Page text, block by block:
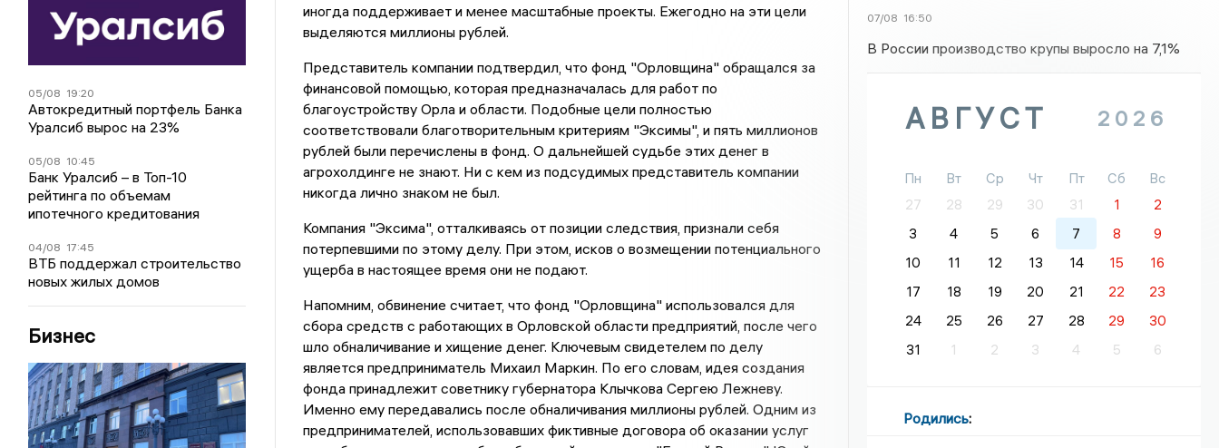
05/08 19:20
Автокредитный портфель Банка
Уралсиб вырос на 23%
05/08 10:45
Банк Уралсиб – в Топ-10
рейтинга по объемам
ипотечного кредитования
04/08 17:45
ВТБ поддержал строительство
новых жилых домов
Бизнес
иногда поддерживает и менее масштабные проекты. Ежегодно на эти цели
выделяются миллионы рублей.
Представитель компании подтвердил, что фонд "Орловщина" обращался за
финансовой помощью, которая предназначалась для работ по
благоустройству Орла и области. Подобные цели полностью
соответствовали благотворительным критериям "Эксимы", и пять миллионов
рублей были перечислены в фонд. О дальнейшей судьбе этих денег в
агрохолдинге не знают. Ни с кем из подсудимых представитель компании
никогда лично знаком не был.
Компания "Эксима", отталкиваясь от позиции следствия, признали себя
потерпевшими по этому делу. При этом, исков о возмещении потенциального
ущерба в настоящее время они не подают.
Напомним, обвинение считает, что фонд "Орловщина" использовался для
сбора средств с работающих в Орловской области предприятий, после чего
шло обналичивание и хищение денег. Ключевым свидетелем по делу
является предприниматель Михаил Маркин. По его словам, идея создания
фонда принадлежит советнику губернатора Клычкова Сергею Лежневу.
Именно ему передавались после обналичивания миллионы рублей. Одним из
предпринимателей, использовавших фиктивные договора об оказании услуг
07/08 16:50
В России производство крупы выросло на 7,1%
АВГУСТ 2026
Пн Вт Ср Чт Пт Сб
Вс
27
28 29 30 31 1
2
3
4 5 6 7 8
9
10
11 12 13 14 15
16
17
18 19 20 21 22
23
24
25 26 27 28 29
30
31
1 2 3 4 5 6
Родились: